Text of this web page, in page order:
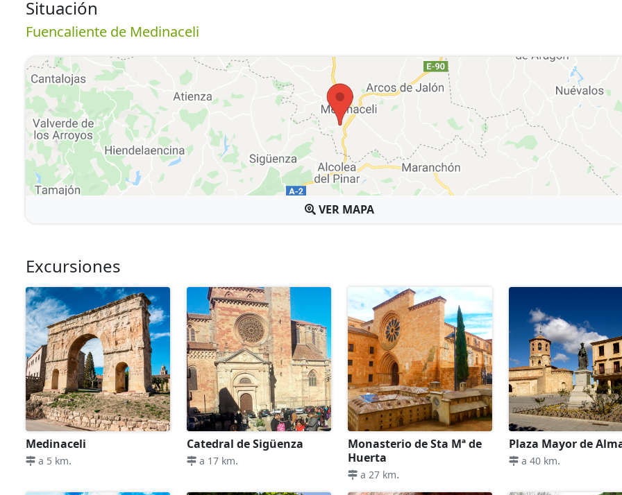
Situación
Fuencaliente de Medinaceli
VER MAPA
Excursiones
Medinaceli
a 5 km.
Catedral de Sigüenza
a 17 km.
Monasterio de Sta Mª de
Huerta
a 27 km.
Plaza Mayor de
a 40 km.